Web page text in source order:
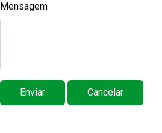
Mensagem